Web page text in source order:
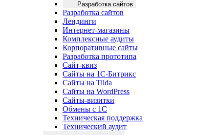
Разработка сайтов
Разработка сайтов
Лендинги
Интернет-магазины
Комплексные аудиты
Корпоративные сайты
Разработка прототипа
Сайт-квиз
Сайты на 1С-Битрикс
Сайты на Tilda
Сайты на WordPress
Сайты-визитки
Обмены с 1С
Техническая поддержка
Технический аудит